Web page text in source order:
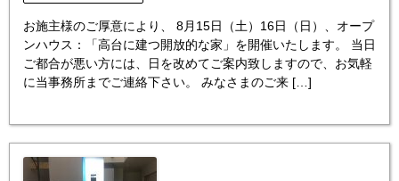
お施主様のご厚意により、 8月15日（土）16日（日）、オープ
ンハウス：「高台に建つ開放的な家」を開催いたします。 当日
ご都合が悪い方には、日を改めてご案内致しますので、お気軽
に当事務所までご連絡下さい。 みなさまのご来 […]